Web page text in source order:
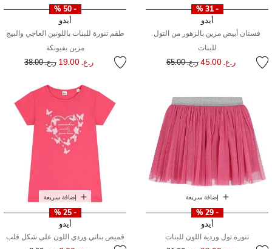
- 31 %
أيدو
فستان أبيض مزين بالزهور من التول
للبنات
ر.ع. 45.00 سعر مخفض منر.ع. 65.00
- 50 %
أيدو
طقم تنورة للبنات باللونين العاجي والبيج
مزين بفيونكة
ر.ع. 19.00 سعر مخفض من
ر.ع. 38.00 إلى
إضافة سريعة
- 29 %
أيدو
تنورة تول وردية اللون للبنات
سعر مخفض من
إضافة سريعة
- 25 %
أيدو
قميص بناتي وردي اللون على شكل قلب
سعر مخفض من
إلى